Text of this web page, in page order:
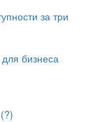
за три
бизнеса